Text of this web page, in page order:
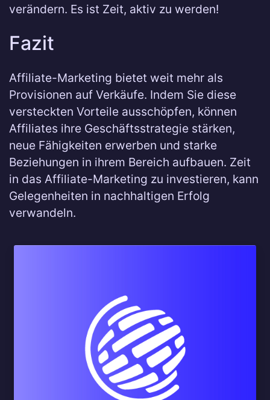
verändern. Es ist Zeit, aktiv zu werden!
Fazit
Affiliate-Marketing bietet weit mehr als
Provisionen auf Verkäufe. Indem Sie diese
versteckten Vorteile ausschöpfen, können
Affiliates ihre Geschäftsstrategie stärken,
neue Fähigkeiten erwerben und starke
Beziehungen in ihrem Bereich aufbauen. Zeit
in das Affiliate-Marketing zu investieren, kann
Gelegenheiten in nachhaltigen Erfolg
verwandeln.